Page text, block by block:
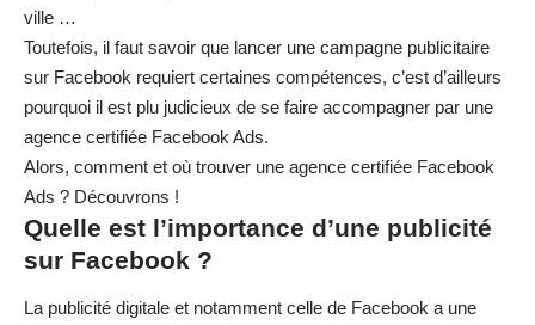
ville …
Toutefois, il faut savoir que lancer une campagne publicitaire
sur Facebook requiert certaines compétences, c’est d’ailleurs
pourquoi il est plu judicieux de se faire accompagner par une
agence certifiée Facebook Ads.
Alors, comment et où trouver une agence certifiée Facebook
Ads ? Découvrons !
Quelle est l’importance d’une publicité
sur Facebook ?
La publicité digitale et notamment celle de Facebook a une